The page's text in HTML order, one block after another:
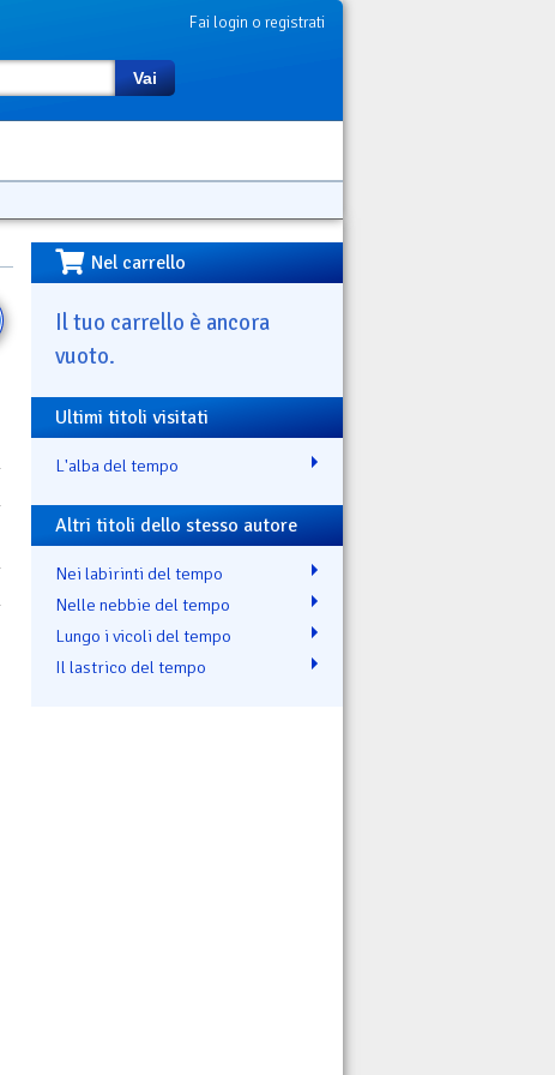
Fai login o registrati
Vai
Nel carrello
Il tuo carrello è ancora
vuoto.
Ultimi titoli visitati
L'alba del tempo
Altri titoli dello stesso autore
Nei labirinti del tempo
Nelle nebbie del tempo
Lungo i vicoli del tempo
Il lastrico del tempo